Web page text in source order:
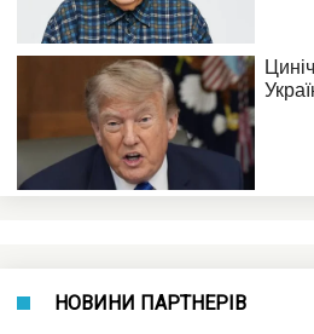
НОВИНИ ПАРТНЕРІВ